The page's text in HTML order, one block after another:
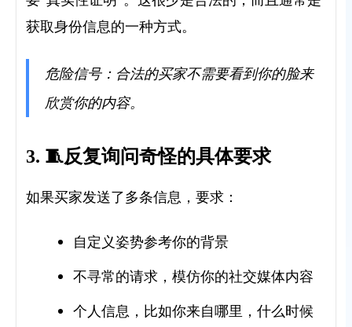
获取身份信息的一种方式。
危险信号：合法的买家不需要看到你的脸来
欣赏你的内容。
3. 🧵反复询问奇怪的具体要求
如果买家发送了多条信息，要求：
自定义姿势参考你的背景
不寻常的请求，模仿你的社交媒体内容
个人信息，比如你来自哪里，什么时候